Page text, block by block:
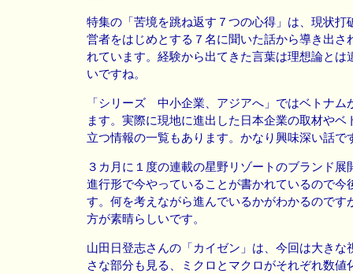
特集の「苦境を跳ね返す７つの心得」は、現状打
営者をはじめとする７名に聞いた話から導き出さ
れています。経験から出てきた言葉は理想論とは
いですね。
「シリーズ 中小企業、アジアへ」ではベトナム
ます。実際に現地に進出した日本企業の取材やベ
立つ情報の一覧もあります。かなり興味深い話で
３カ月に１度の連載の星野リゾートのブランド展
進行形で今やっていることが書かれているので今
す。何を考えながら進んでいるかがわかるのです
方が素晴らしいです。
山田日登志さんの「カイゼン」は、今回は大きな
さな部分も見る、ミクロとマクロがそれぞれ数値